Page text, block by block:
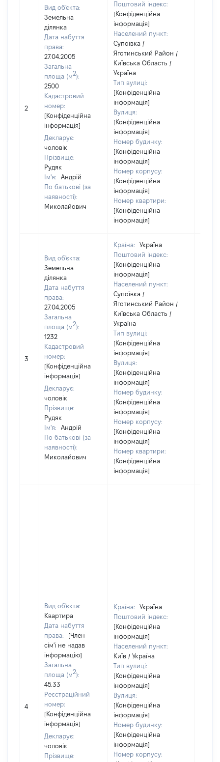
2
Вид об'єкта:
Земельна
ділянка
Дата набуття
права:
27.04.2005
Загальна
площа (м2):
2500
Кадастровий
номер:
[Конфіденційна
інформація]
Декларує:
чоловік
Прізвище:
Рудяк
Ім'я:
Андрій
По батькові (за
наявності):
Миколайович
Поштовий індекс:
[Конфіденційна
інформація]
Населений пункт:
Супоївка /
Яготинський Район /
Київська Область /
Україна
Тип вулиці:
[Конфіденційна
інформація]
Вулиця:
[Конфіденційна
інформація]
Номер будинку:
[Конфіденційна
інформація]
Номер корпусу:
[Конфіденційна
інформація]
Номер квартири:
[Конфіденційна
інформація]
3
Вид об'єкта:
Земельна
ділянка
Дата набуття
права:
27.04.2005
Загальна
площа (м2):
1232
Кадастровий
номер:
[Конфіденційна
інформація]
Декларує:
чоловік
Прізвище:
Рудяк
Ім'я:
Андрій
По батькові (за
наявності):
Миколайович
Країна:
Україна
Поштовий індекс:
[Конфіденційна
інформація]
Населений пункт:
Супоївка /
Яготинський Район /
Київська Область /
Україна
Тип вулиці:
[Конфіденційна
інформація]
Вулиця:
[Конфіденційна
інформація]
Номер будинку:
[Конфіденційна
інформація]
Номер корпусу:
[Конфіденційна
інформація]
Номер квартири:
[Конфіденційна
інформація]
4
Вид об'єкта:
Квартира
Дата набуття
права:
[Член
сім'ї не надав
інформацію]
Загальна
площа (м2):
45.33
Реєстраційний
номер:
[Конфіденційна
інформація]
Декларує:
чоловік
Прізвище:
Країна:
Україна
Поштовий індекс:
[Конфіденційна
інформація]
Населений пункт:
Київ / Україна
Тип вулиці:
[Конфіденційна
інформація]
Вулиця:
[Конфіденційна
інформація]
Номер будинку:
[Конфіденційна
інформація]
Номер корпусу: